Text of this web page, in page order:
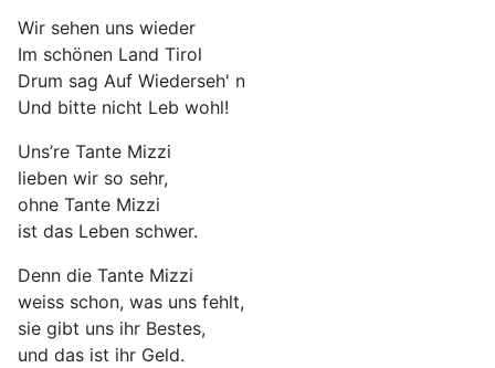
Wir sehen uns wieder
Im schönen Land Tirol
Drum sag Auf Wiederseh' n
Und bitte nicht Leb wohl!
Uns’re Tante Mizzi
lieben wir so sehr,
ohne Tante Mizzi
ist das Leben schwer.
Denn die Tante Mizzi
weiss schon, was uns fehlt,
sie gibt uns ihr Bestes,
und das ist ihr Geld.